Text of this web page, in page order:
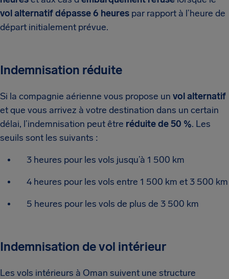
vol alternatif dépasse 6 heures par rapport à l’heure de
départ initialement prévue.
Indemnisation réduite
Si la compagnie aérienne vous propose un vol alternatif
et que vous arrivez à votre destination dans un certain
délai, l’indemnisation peut être réduite de 50 %. Les
seuils sont les suivants :
3 heures pour les vols jusqu’à 1 500 km
4 heures pour les vols entre 1 500 km et 3 500 km
5 heures pour les vols de plus de 3 500 km
Indemnisation de vol intérieur
Les vols intérieurs à Oman suivent une structure